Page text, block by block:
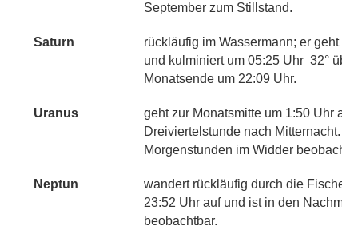
September zum Stillstand.
Saturn
rückläufig im Wassermann; er geht
und kulminiert um 05:25 Uhr 32°
Monatsende um 22:09 Uhr.
Uranus
geht zur Monatsmitte um 1:50 Uhr
Dreiviertelstunde nach Mitternacht.
Morgenstunden im Widder
Neptun
wandert rückläufig durch die Fische;
23:52 Uhr auf und ist in den
beobachtbar.